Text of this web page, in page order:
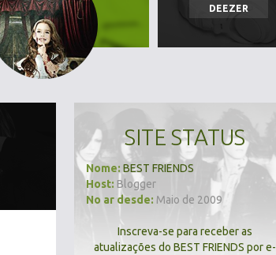
DEEZER
SITE STATUS
Nome: BEST FRIENDS
Host: Blogger
No ar desde: Maio de 2009
Inscreva-se para receber as
atualizações do BEST FRIENDS por e-